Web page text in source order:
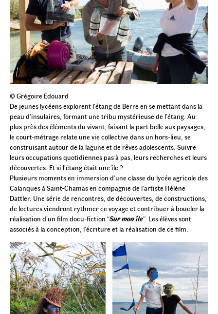
© Grégoire Edouard
De jeunes lycéens explorent l’étang de Berre en se mettant dans la
peau d’insulaires, formant une tribu mystérieuse de l’étang. Au
plus près des éléments du vivant, faisant la part belle aux paysages,
le court-métrage relate une vie collective dans un hors-lieu, se
construisant autour de la lagune et de rêves adolescents. Suivre
leurs occupations quotidiennes pas à pas, leurs recherches et leurs
découvertes. Et si l’étang était une île ?
Plusieurs moments en immersion d’une classe du lycée agricole des
Calanques à Saint-Chamas en compagnie de l’artiste Hélène
Dattler. Une série de rencontres, de découvertes, de constructions,
de lectures viendront rythmer ce voyage et contribuer à boucler la
réalisation d’un film docu-fiction “Sur mon île”. Les élèves sont
associés à la conception, l’écriture et la réalisation de ce film.